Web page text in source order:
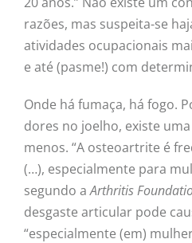
razões, mas suspeita-se
atividades ocupacionais
e até (pasme!) com
Onde há fumaça, há fogo.
dores no joelho, existe
menos. “A osteoartrite é
(…), especialmente para
segundo aArthritis
desgaste articular pode
“especialmente (em)